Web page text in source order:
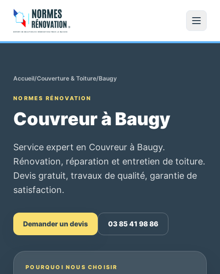
Accueil/Couverture & Toiture/Baugy
NORMES RÉNOVATION
Couvreur à Baugy
Service expert en Couvreur à Baugy.
Rénovation, réparation et entretien de toiture.
Devis gratuit, travaux de qualité, garantie de
satisfaction.
Demander un devis 03 85 41 98 86
POURQUOI NOUS CHOISIR